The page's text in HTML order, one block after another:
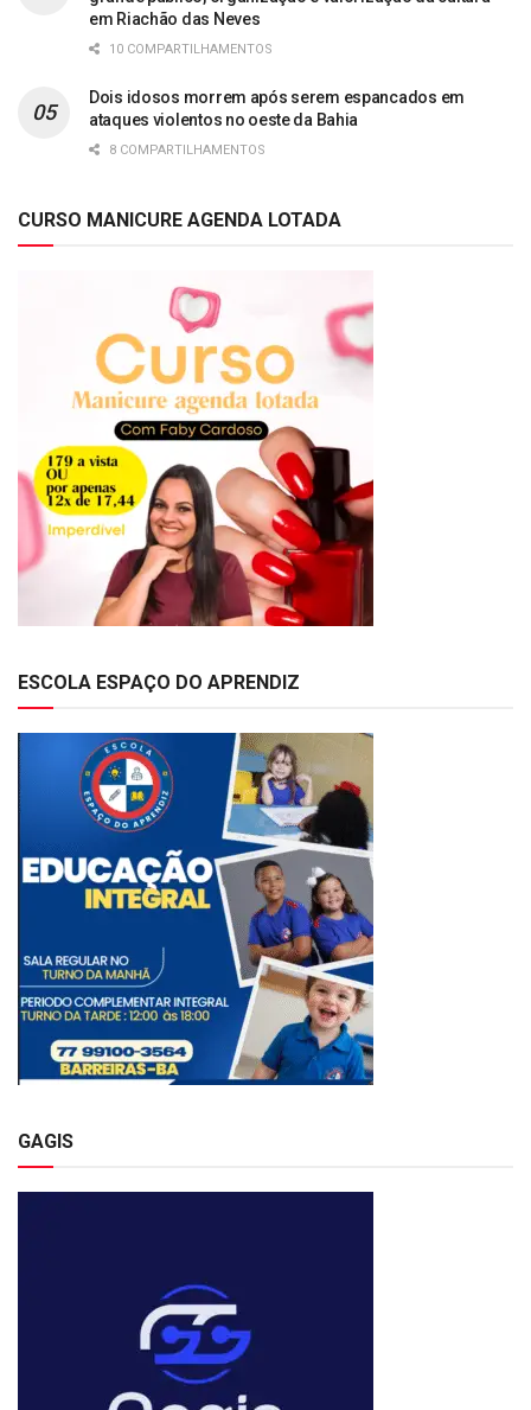
em Riachão das Neves
10 COMPARTILHAMENTOS
Dois idosos morrem após serem espancados em
ataques violentos no oeste da Bahia
8 COMPARTILHAMENTOS
CURSO MANICURE AGENDA LOTADA
ESCOLA ESPAÇO DO APRENDIZ
GAGIS